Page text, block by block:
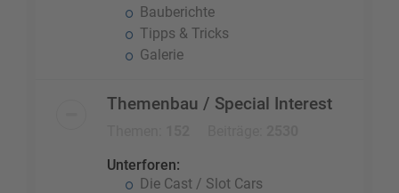
Bauberichte
Tipps & Tricks
Galerie
Themenbau / Special Interest
Unterforen:
Die Cast / Slot Cars